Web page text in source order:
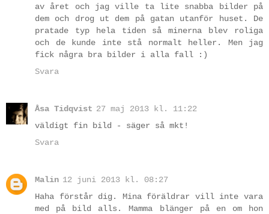
av året och jag ville ta lite snabba bilder på
dem och drog ut dem på gatan utanför huset. De
pratade typ hela tiden så minerna blev roliga
och de kunde inte stå normalt heller. Men jag
fick några bra bilder i alla fall :)
Svara
Åsa Tidqvist 27 maj 2013 kl. 11:22
väldigt fin bild - säger så mkt!
Svara
Malin 12 juni 2013 kl. 08:27
Haha förstår dig. Mina föräldrar vill inte vara
med på bild alls. Mamma blänger på en om hon